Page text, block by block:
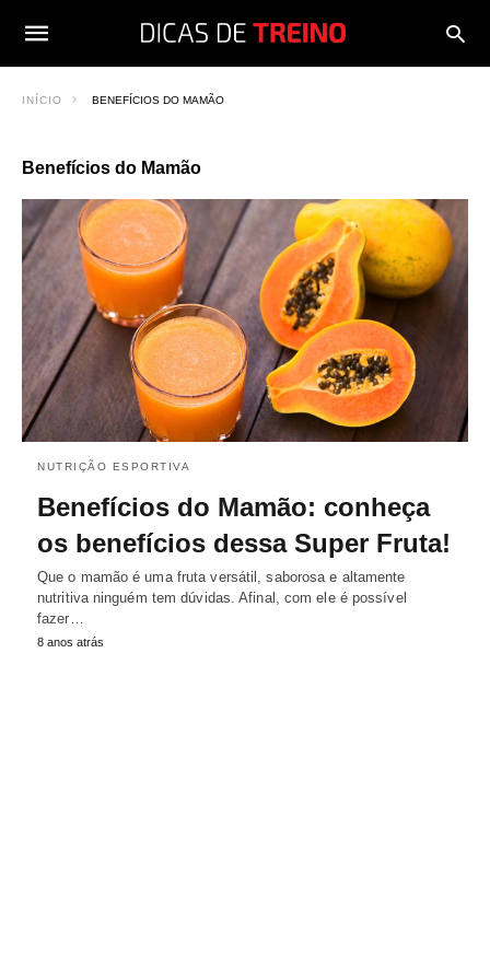
INÍCIO BENEFÍCIOS DO MAMÃO
Benefícios do Mamão
NUTRIÇÃO ESPORTIVA
Benefícios do Mamão: conheça
os benefícios dessa Super Fruta!
Que o mamão é uma fruta versátil, saborosa e altamente
nutritiva ninguém tem dúvidas. Afinal, com ele é possível
fazer…
8 anos atrás